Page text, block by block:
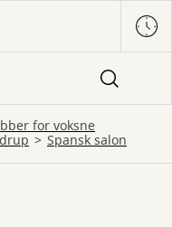
for voksne
Spansk salon